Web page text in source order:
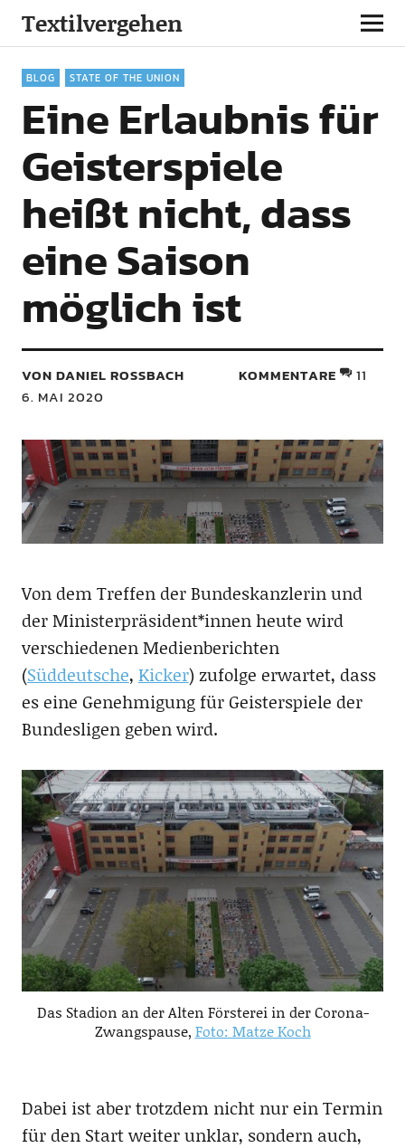
Textilvergehen
BLOG STATE OF THE UNION
Eine Erlaubnis für
Geisterspiele
heißt nicht, dass
eine Saison
möglich ist
VON DANIEL ROSSBACH
6. MAI 2020
KOMMENTARE 11
Von dem Treffen der Bundeskanzlerin und
der Ministerpräsident*innen heute wird
verschiedenen Medienberichten
(Süddeutsche, Kicker) zufolge erwartet, dass
es eine Genehmigung für Geisterspiele der
Bundesligen geben wird.
Das Stadion an der Alten Försterei in der Corona-
Zwangspause, Foto: Matze Koch
Dabei ist aber trotzdem nicht nur ein Termin
für den Start weiter unklar, sondern auch,